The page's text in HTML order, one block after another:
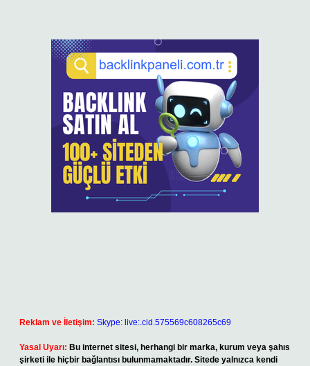
Reklam ve İletişim: Skype: live:.cid.575569c608265c69
Yasal Uyarı: Bu internet sitesi, herhangi bir marka, kurum veya şahıs
şirketi ile hiçbir bağlantısı bulunmamaktadır. Sitede yalnızca kendi